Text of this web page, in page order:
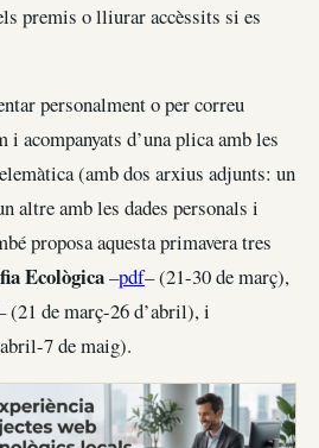
premis o lliurar accèssits si es
personalment o per correu
acompanyats d’una plica amb les
(amb dos arxius adjunts: un
altre amb les dades personals i
proposa aquesta primavera tres
Ecològica–pdf– (21-30 de març),
(21 de març-26 d’abril), i
7 de maig).